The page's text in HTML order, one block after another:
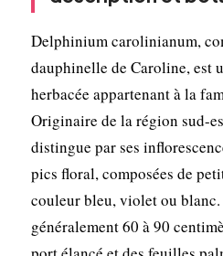
Delphinium carolinianum,
dauphinelle de Caroline, est
herbacée appartenant à la
Originaire de la région sud-
distingue par ses
pics floral, composées de
couleur bleu, violet ou
généralement 60 à 90